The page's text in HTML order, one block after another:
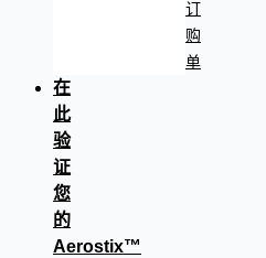
订
购
单
在
此
验
证
您
的
Aerostix™